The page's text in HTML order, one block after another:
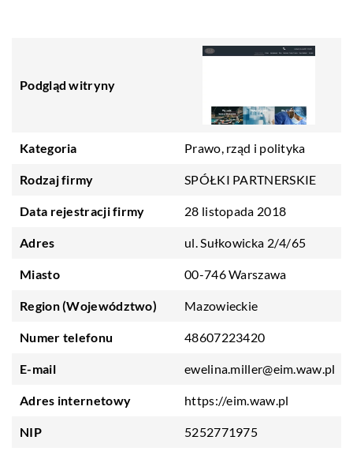
Podgląd witryny
Kategoria Prawo, rząd i polityka
Rodzaj firmy SPÓŁKI PARTNERSKIE
Data rejestracji firmy 28 listopada 2018
Adres ul. Sułkowicka 2/4/65
Miasto 00-746 Warszawa
Region (Województwo) Mazowieckie
Numer telefonu 48607223420
E-mail ewelina.miller@eim.waw.pl
Adres internetowy https://eim.waw.pl
NIP 5252771975